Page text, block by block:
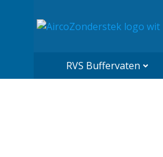
RVS Buffervaten